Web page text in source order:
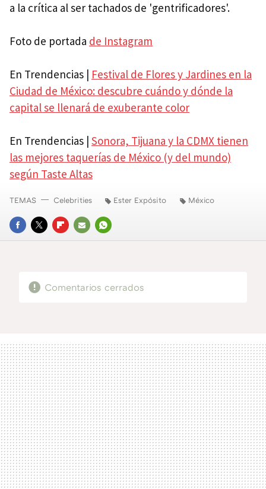
a la crítica al ser tachados de 'gentrificadores'.
Foto de portada de Instagram
En Trendencias | Festival de Flores y Jardines en la
Ciudad de México: descubre cuándo y dónde la
capital se llenará de exuberante color
En Trendencias | Sonora, Tijuana y la CDMX tienen
las mejores taquerías de México (y del mundo)
según Taste Altas
FACEBOOK
TWITTERFLIPBOARD
E-
WHATSAPP
TEMAS Celebrities Ester Expósito México
Comentarios cerrados